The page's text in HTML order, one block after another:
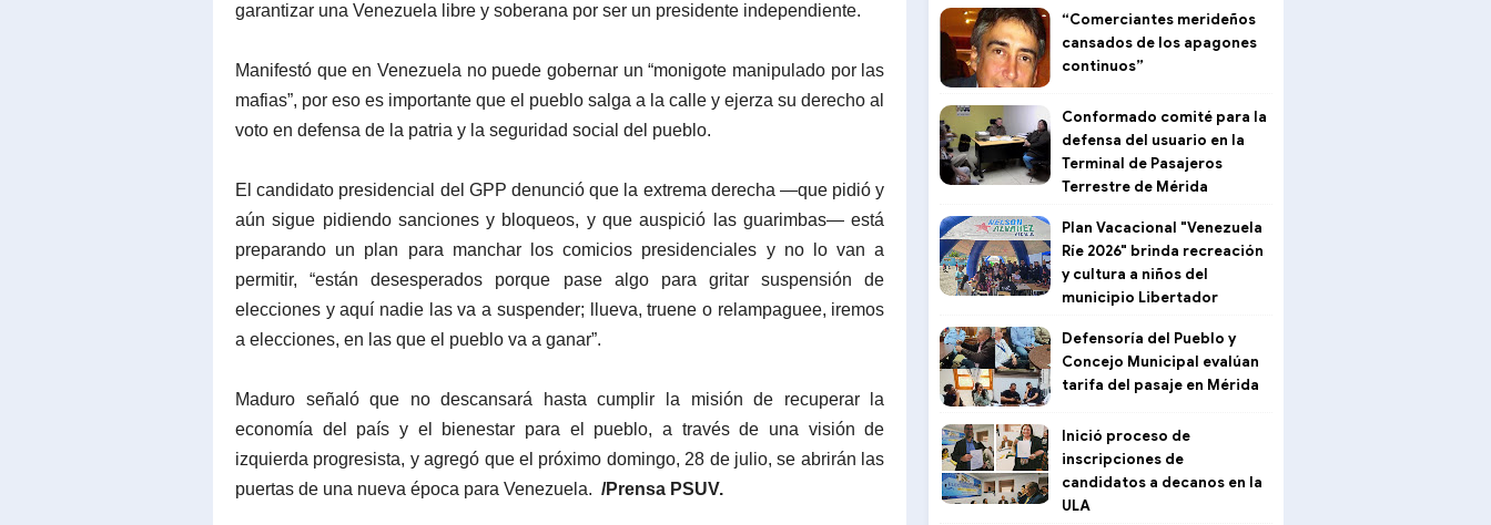
garantizar una Venezuela libre y soberana por ser un presidente independiente.
Manifestó que en Venezuela no puede gobernar un “monigote manipulado por las
mafias”, por eso es importante que el pueblo salga a la calle y ejerza su derecho al
voto en defensa de la patria y la seguridad social del pueblo.
El candidato presidencial del GPP denunció que la extrema derecha —que pidió y
aún sigue pidiendo sanciones y bloqueos, y que auspició las guarimbas— está
preparando un plan para manchar los comicios presidenciales y no lo van a
permitir, “están desesperados porque pase algo para gritar suspensión de
elecciones y aquí nadie las va a suspender; llueva, truene o relampaguee, iremos
a elecciones, en las que el pueblo va a ganar”.
Maduro señaló que no descansará hasta cumplir la misión de recuperar la
economía del país y el bienestar para el pueblo, a través de una visión de
izquierda progresista, y agregó que el próximo domingo, 28 de julio, se abrirán las
puertas de una nueva época para Venezuela. /Prensa PSUV.
“Comerciantes merideños
cansados de los apagones
continuos”
Conformado comité para la
defensa del usuario en la
Terminal de Pasajeros
Terrestre de Mérida
Plan Vacacional "Venezuela
Ríe 2026" brinda recreación
y cultura a niños del
municipio Libertador
Defensoría del Pueblo y
Concejo Municipal evalúan
tarifa del pasaje en Mérida
Inició proceso de
inscripciones de
candidatos a decanos en la
ULA